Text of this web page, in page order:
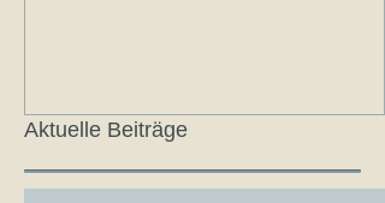
Aktuelle Beiträge